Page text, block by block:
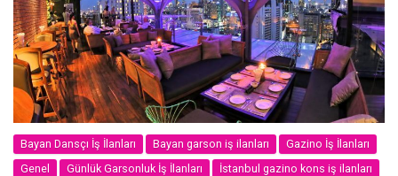
Bayan Dansçı İş İlanları Bayan garson iş ilanları
Gazino İş İlanları
Genel
Günlük Garsonluk İş İlanları
İstanbul gazino kons iş ilanları